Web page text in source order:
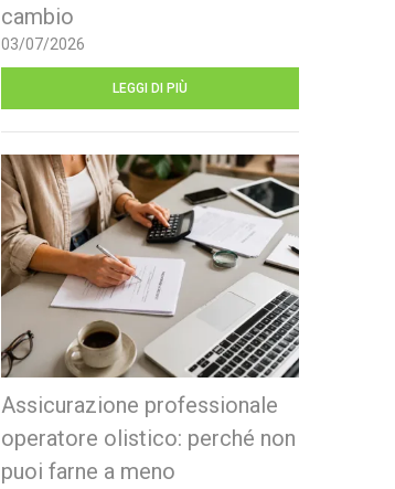
cambio
03/07/2026
LEGGI DI PIÙ
Assicurazione professionale
operatore olistico: perché non
puoi farne a meno